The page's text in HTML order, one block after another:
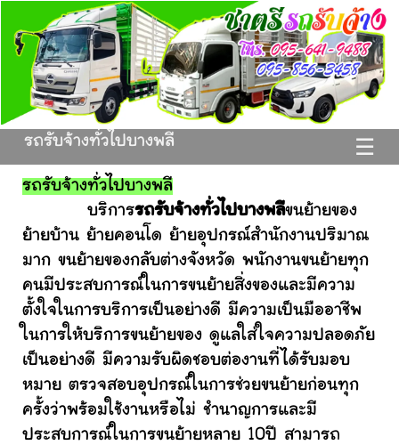
☰
รถรับจ้างทั่วไปบางพลี
รถรับจ้างทั่วไปบางพลี
บริการรถรับจ้างทั่วไปบางพลีขนย้ายของ
ย้ายบ้าน ย้ายคอนโด ย้ายอุปกรณ์สำนักงานปริมาณ
มาก ขนย้ายของกลับต่างจังหวัด พนักงานขนย้ายทุก
คนมีประสบการณ์ในการขนย้ายสิ่งของและมีความ
ตั้งใจในการบริการเป็นอย่างดี มีความเป็นมืออาชีพ
ในการให้บริการขนย้ายของ ดูแลใส่ใจความปลอดภัย
เป็นอย่างดี มีความรับผิดชอบต่องานที่ได้รับมอบ
หมาย ตรวจสอบอุปกรณ์ในการช่วยขนย้ายก่อนทุก
ครั้งว่าพร้อมใช้งานหรือไม่ ชำนาญการและมี
ประสบการณ์ในการขนย้ายหลาย 10ปี สามารถ